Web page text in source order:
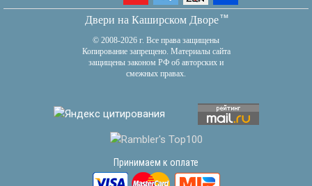
Двери на Каширском Дворетм
© 2008-2026 г. Все права защищены
Копирование запрещено. Материалы сайта
защищены законом РФ об авторских и
смежных правах.
Принимаем к оплате